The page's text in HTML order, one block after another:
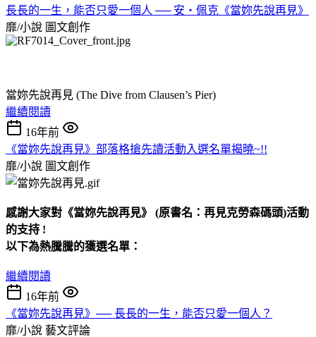
長長的一生，能否只愛一個人 ── 安‧佩克《當妳先說再見》
靡/小說 圖文創作
當妳先說再見 (The Dive from Clausen’s Pier)
繼續閱讀
16年前
《當妳先說再見》部落格搶先讀活動入選名單揭曉~!!
靡/小說 圖文創作
感謝大家對《當妳先說再見》 (原書名：再見克勞森碼頭)活動
的支持 !
以下為熱騰騰的獲選名單：
繼續閱讀
16年前
《當妳先說再見》── 長長的一生，能否只愛一個人？
靡/小說 藝文評論